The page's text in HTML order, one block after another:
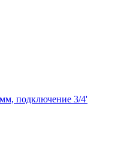
подключение 3/4'